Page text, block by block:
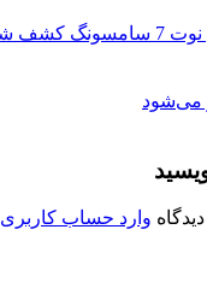
کشف شد
می‌شود
وارد حساب کاربری